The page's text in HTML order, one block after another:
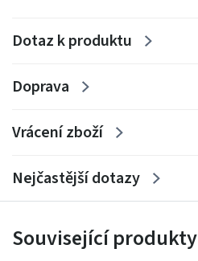
Dotaz k produktu
Doprava
Vrácení zboží
Nejčastější dotazy
Související produkty